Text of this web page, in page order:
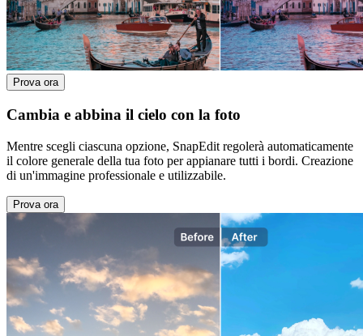
Prova ora
Cambia e abbina il cielo con la foto
Mentre scegli ciascuna opzione, SnapEdit regolerà automaticamente
il colore generale della tua foto per appianare tutti i bordi. Creazione
di un'immagine professionale e utilizzabile.
Prova ora